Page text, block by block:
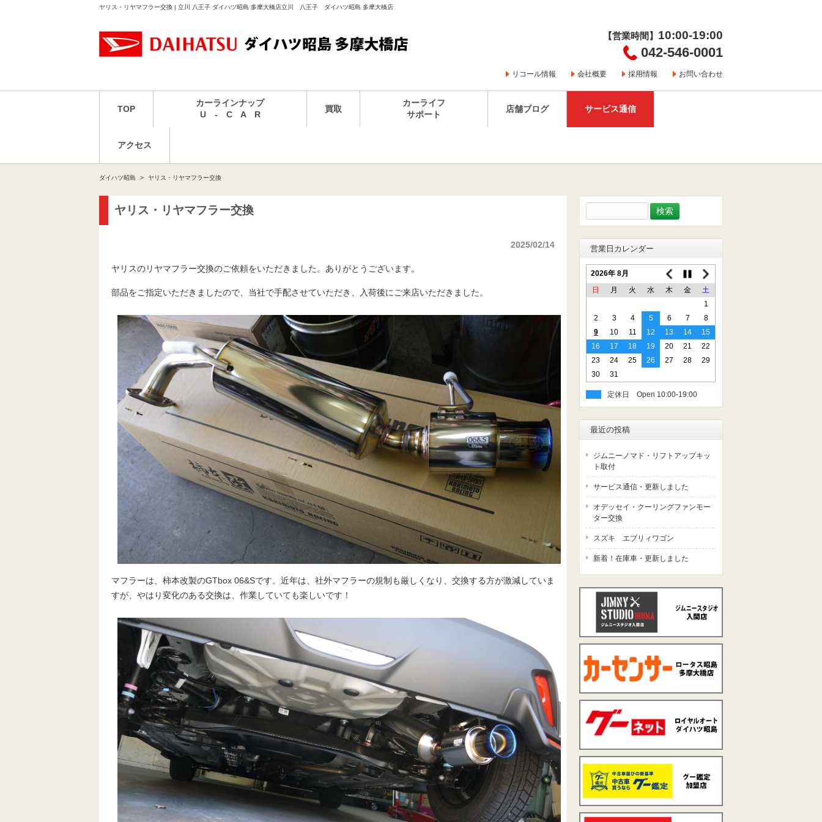
ヤリス・リヤマフラー交換 | 立川 八王子 ダイハツ昭島 多摩大橋店立川 八王子 ダイハツ昭島 多摩大橋店
【営業時間】 10:00-19:00
042-546-0001
リコール情報 会社概要 採用情報 お問い合わせ
TOP
カーラインナップ
U - C A R
買取
カーライフ
サポート
店舗ブログ サービス通信
アクセス
ダイハツ昭島 ヤリス・リヤマフラー交換
ヤリス・リヤマフラー交換
2025/02/14
ヤリスのリヤマフラー交換のご依頼をいただきました。ありがとうございます。
部品をご指定いただきましたので、当社で手配させていただき、入荷後にご来店いただきました。
マフラーは、柿本改製のGTbox 06&Sです。近年は、社外マフラーの規制も厳しくなり、交換する方が激減していま
すが、やはり変化のある交換は、作業していても楽しいです！
索:
営業日カレンダー
2026年 8月
日
月 火 水 木 金
土
1
2
3 4 5 6 7
8
9
10 11 12 13 14
15
16
17 18 19 20 21
22
23
24 25 26 27 28
29
30
31
定休日
最近の投稿
ジムニーノマド・リフトアップキッ
ト取付
サービス通信・更新しました
オデッセイ・クーリングファンモー
ター交換
スズキ エブリィワゴン
新着！在庫車・更新しました